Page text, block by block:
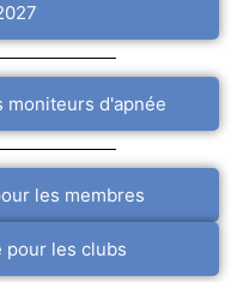
moniteurs d'apnée
les membres
pour les clubs